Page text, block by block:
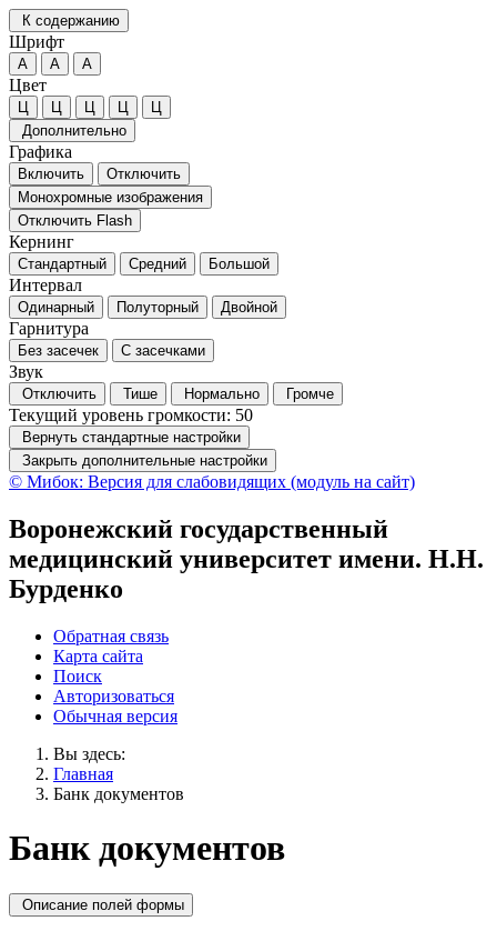
К содержанию
Шрифт
А А А
Цвет
Ц Ц Ц Ц
Ц
Дополнительно
Графика
Включить
Отключить
Монохромные изображения
Отключить Flash
Кернинг
Стандартный Средний Большой
Интервал
Одинарный Полуторный Двойной
Гарнитура
Без засечек С засечками
Звук
Отключить Тише Нормально Громче
Текущий уровень громкости: 50
Вернуть стандартные настройки
Закрыть дополнительные настройки
© Мибок: Версия для слабовидящих (модуль на сайт)
Воронежский государственный
медицинский университет имени. Н.Н.
Бурденко
Обратная связь
Карта сайта
Поиск
Авторизоваться
Обычная версия
Вы здесь:
Главная
Банк документов
Банк документов
Описание полей формы